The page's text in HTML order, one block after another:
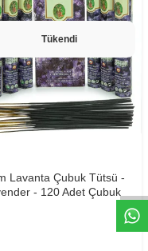
Tükendi
Lavanta Çubuk Tütsü -
- 120 Adet Çubuk